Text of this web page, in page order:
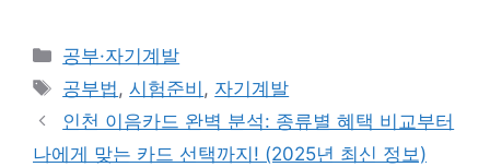
카
테
고
리
공부·자기계발
태
그
공부법 ,시험준비 , 자기계발
인천 이음카드 완벽 분석: 종류별 혜택 비교부터
나에게 맞는 카드 선택까지! (2025년 최신 정보)